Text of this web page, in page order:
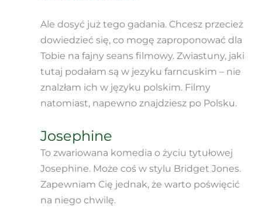
Ale dosyć już tego gadania. Chcesz przecież
dowiedzieć się, co mogę zaproponować dla
Tobie na fajny seans filmowy. Zwiastuny, jaki
tutaj podałam są w jezyku farncuskim – nie
znalzłam ich w języku polskim. Filmy
natomiast, napewno znajdziesz po Polsku.
Josephine
To zwariowana komedia o życiu tytułowej
Josephine. Może coś w stylu Bridget Jones.
Zapewniam Cię jednak, że warto poświęcić
na niego chwilę.